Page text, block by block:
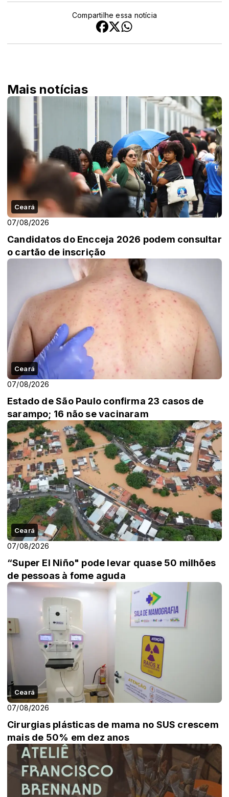
Compartilhe essa notícia
Mais notícias
Ceará
07/08/2026
Candidatos do Encceja 2026 podem consultar
o cartão de inscrição
Ceará
07/08/2026
Estado de São Paulo confirma 23 casos de
sarampo; 16 não se vacinaram
Ceará
07/08/2026
“Super El Niño" pode levar quase 50 milhões
de pessoas à fome aguda
Ceará
07/08/2026
Cirurgias plásticas de mama no SUS crescem
mais de 50% em dez anos